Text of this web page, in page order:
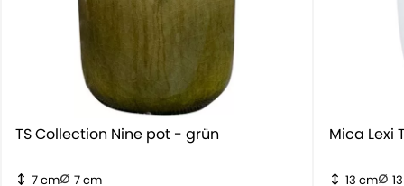
TS Collection Nine pot - grün
7 cm 7 cm 13 cm